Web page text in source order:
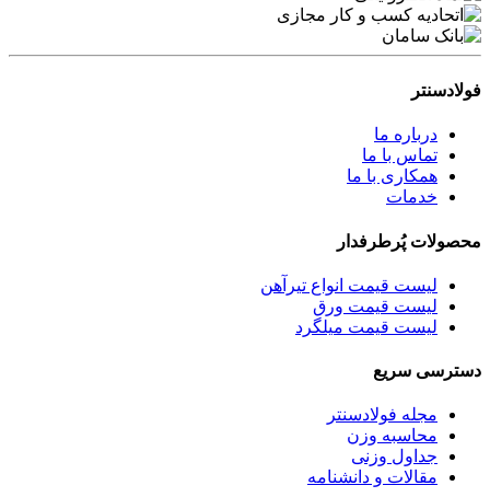
فولادسنتر
درباره ما
تماس با ما
همکاری با ما
خدمات
محصولات پُرطرفدار
لیست قیمت انواع تیرآهن
لیست قیمت ورق
لیست قیمت میلگرد
دسترسی سریع
مجله فولادسنتر
محاسبه وزن
جداول وزنی
مقالات و دانشنامه